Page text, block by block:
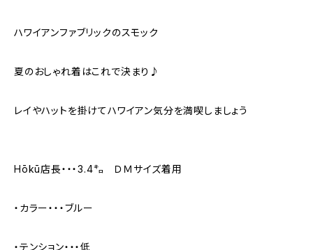
ハワイアンファブリックのスモック
夏のおしゃれ着はこれで決まり♪
レイやハットを掛けてハワイアン気分を満喫しましょう
Hōkū店長・・・3.4㌔ ＤＭサイズ着用
・カラー・・・ブルー
・テンション・・・低